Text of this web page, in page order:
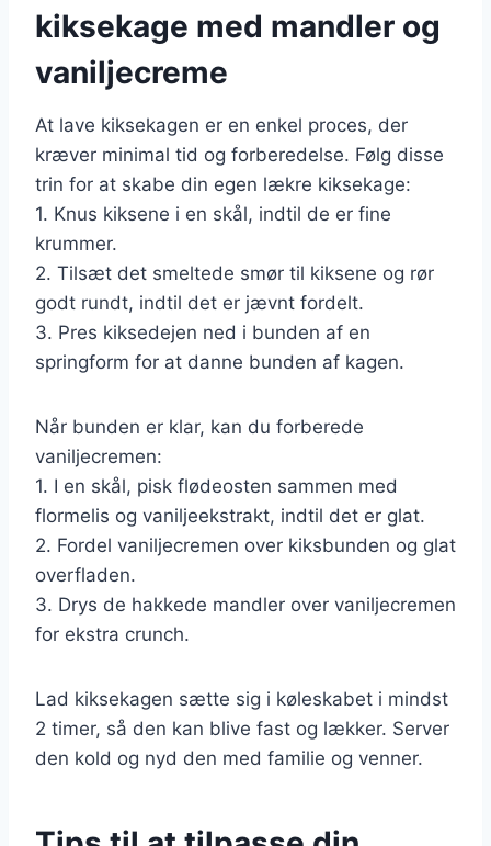
kiksekage med mandler og
vaniljecreme
At lave kiksekagen er en enkel proces, der
kræver minimal tid og forberedelse. Følg disse
trin for at skabe din egen lækre kiksekage:
1. Knus kiksene i en skål, indtil de er fine
krummer.
2. Tilsæt det smeltede smør til kiksene og rør
godt rundt, indtil det er jævnt fordelt.
3. Pres kiksedejen ned i bunden af en
springform for at danne bunden af kagen.
Når bunden er klar, kan du forberede
vaniljecremen:
1. I en skål, pisk flødeosten sammen med
flormelis og vaniljeekstrakt, indtil det er glat.
2. Fordel vaniljecremen over kiksbunden og glat
overfladen.
3. Drys de hakkede mandler over vaniljecremen
for ekstra crunch.
Lad kiksekagen sætte sig i køleskabet i mindst
2 timer, så den kan blive fast og lækker. Server
den kold og nyd den med familie og venner.